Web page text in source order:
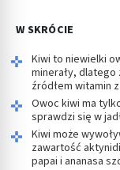
W SKRÓCIE
Kiwi to niewielki
minerały,
źródłem witamin
Owoc kiwi ma
sprawdzi się w
Kiwi może
zawartość
papai i ananasa